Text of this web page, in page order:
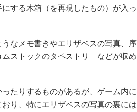
する木箱（を再現したもの）が入っ
なメモ書きやエリザベスの写真、序
ストックのタペストリーなどが収め
たりするものがあるが、ゲーム内に
り、特にエリザベスの写真の裏には